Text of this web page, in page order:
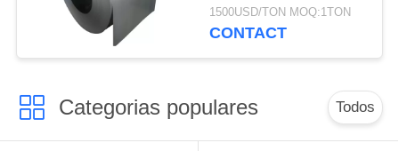
aço inoxidável
1500USD/TON MOQ:1TON
CONTACT
Categorias populares Todos